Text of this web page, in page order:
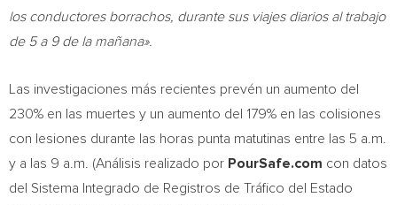
los conductores borrachos, durante sus viajes diarios al trabajo
de 5 a 9 de la mañana».
Las investigaciones más recientes prevén un aumento del
230% en las muertes y un aumento del 179% en las colisiones
con lesiones durante las horas punta matutinas entre las 5 a.m.
y a las 9 a.m. (Análisis realizado por PourSafe.com con datos
del Sistema Integrado de Registros de Tráfico del Estado